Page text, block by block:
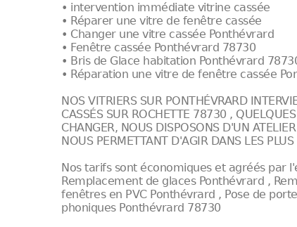
• intervention immédiate vitrine cassée
• Réparer une vitre de fenêtre cassée
• Changer une vitre cassée Ponthévrard
• Fenêtre cassée Ponthévrard 78730
• Bris de Glace habitation Ponthévrard
• Réparation une vitre de fenêtre cassée
NOS VITRIERS SUR PONTHÉVRARD
CASSÉS SUR ROCHETTE 78730 ,
CHANGER, NOUS DISPOSONS D'UN
NOUS PERMETTANT D'AGIR DANS LES PLUS
Nos tarifs sont économiques et agréés par
Remplacement de glaces Ponthévrard ,
fenêtres en PVC Ponthévrard , Pose de
phoniques Ponthévrard 78730